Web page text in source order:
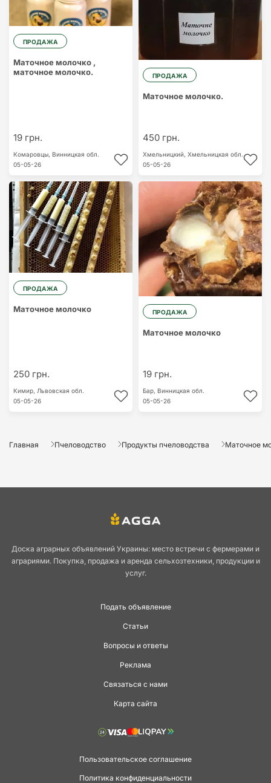
ПРОДАЖА
Маточное молочко ,
маточное молочко.
19 грн.
Комаровцы, Винницкая обл.
05-05-26
ПРОДАЖА
Маточное молочко.
450 грн.
Хмельницкий, Хмельницкая обл.
05-05-26
ПРОДАЖА
Маточное молочко
250 грн.
Кимир, Львовская обл.
05-05-26
ПРОДАЖА
Маточное молочко
19 грн.
Бар, Винницкая обл.
05-05-26
Главная Пчеловодство Продукты пчеловодства Маточное
Доска аграрных объявлений Украины: место встречи с фермерами и
аграриями. Покупка, продажа и аренда сельхозтехники, продукции и
услуг.
Подать объявление
Статьи
Вопросы и ответы
Реклама
Связаться с нами
Карта сайта
Пользовательское соглашение
Политика конфиденциальности